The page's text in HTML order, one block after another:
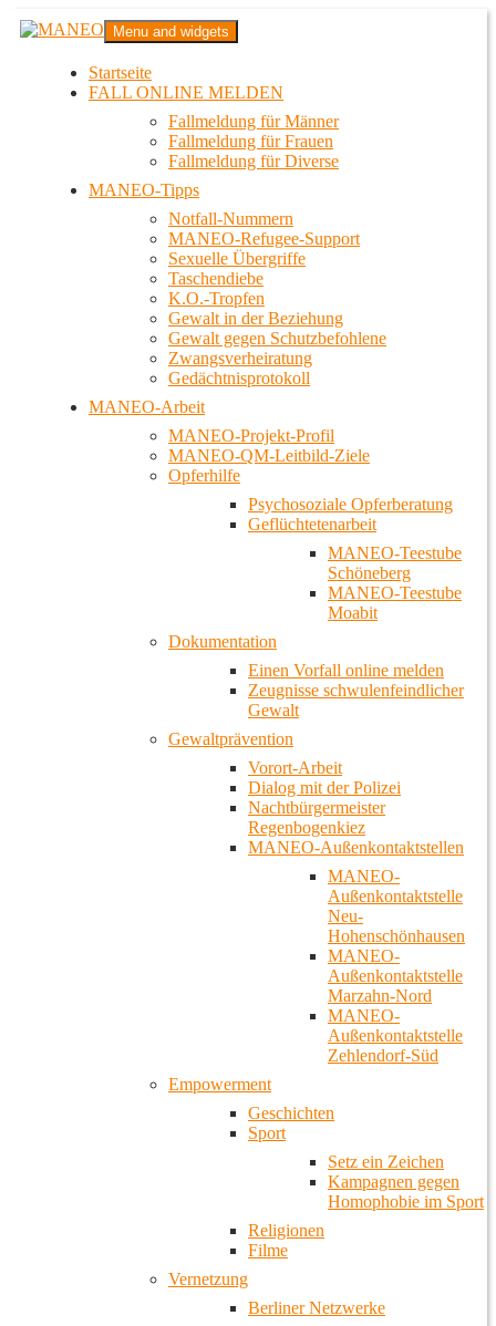
Zum
InhaltMANEO
Das schwule Anti-Gewalt-Projekt in Berlin
Menu and widgets
Startseite
FALL ONLINE MELDEN
Fallmeldung für Männer
Fallmeldung für Frauen
Fallmeldung für Diverse
MANEO-Tipps
Notfall-Nummern
MANEO-Refugee-Support
Sexuelle Übergriffe
Taschendiebe
K.O.-Tropfen
Gewalt in der Beziehung
Gewalt gegen Schutzbefohlene
Zwangsverheiratung
Gedächtnisprotokoll
MANEO-Arbeit
MANEO-Projekt-Profil
MANEO-QM-Leitbild-Ziele
Opferhilfe
Psychosoziale Opferberatung
Geflüchtetenarbeit
MANEO-Teestube
Schöneberg
MANEO-Teestube
Moabit
Dokumentation
Einen Vorfall online melden
Zeugnisse schwulenfeindlicher
Gewalt
Gewaltprävention
Vorort-Arbeit
Dialog mit der Polizei
Nachtbürgermeister
Regenbogenkiez
MANEO-Außenkontaktstellen
MANEO-
Außenkontaktstelle
Neu-
Hohenschönhausen
MANEO-
Außenkontaktstelle
Marzahn-Nord
MANEO-
Außenkontaktstelle
Zehlendorf-Süd
Empowerment
Geschichten
Sport
Setz ein Zeichen
Kampagnen gegen
Homophobie im Sport
Religionen
Filme
Vernetzung
Berliner Netzwerke